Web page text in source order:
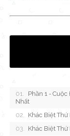
Phần 1 -
Nhất
Khác Biệt Thứ
Khác Biệt Thứ